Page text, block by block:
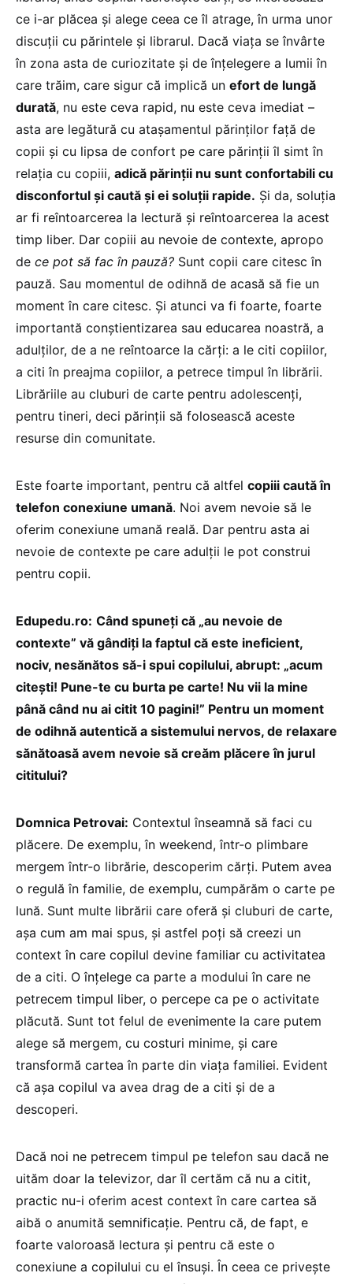
ce i-ar plăcea și alege ceea ce îl atrage, în urma unor
discuții cu părintele și librarul. Dacă viața se învârte
în zona asta de curiozitate și de înțelegere a lumii în
care trăim, care sigur că implică un efort de lungă
durată, nu este ceva rapid, nu este ceva imediat –
asta are legătură cu atașamentul părinților față de
copii și cu lipsa de confort pe care părinții îl simt în
relația cu copiii, adică părinții nu sunt confortabili cu
disconfortul și caută și ei soluții rapide. Și da, soluția
ar fi reîntoarcerea la lectură și reîntoarcerea la acest
timp liber. Dar copiii au nevoie de contexte, apropo
de ce pot să fac în pauză? Sunt copii care citesc în
pauză. Sau momentul de odihnă de acasă să fie un
moment în care citesc. Și atunci va fi foarte, foarte
importantă conștientizarea sau educarea noastră, a
adulților, de a ne reîntoarce la cărți: a le citi copiilor,
a citi în preajma copiilor, a petrece timpul în librării.
Librăriile au cluburi de carte pentru adolescenți,
pentru tineri, deci părinții să folosească aceste
resurse din comunitate.
Este foarte important, pentru că altfel copiii caută în
telefon conexiune umană. Noi avem nevoie să le
oferim conexiune umană reală. Dar pentru asta ai
nevoie de contexte pe care adulții le pot construi
pentru copii.
Edupedu.ro: Când spuneți că „au nevoie de
contexte” vă gândiți la faptul că este ineficient,
nociv, nesănătos să-i spui copilului, abrupt: „acum
citești! Pune-te cu burta pe carte! Nu vii la mine
până când nu ai citit 10 pagini!” Pentru un moment
de odihnă autentică a sistemului nervos, de relaxare
sănătoasă avem nevoie să creăm plăcere în jurul
cititului?
Domnica Petrovai: Contextul înseamnă să faci cu
plăcere. De exemplu, în weekend, într-o plimbare
mergem într-o librărie, descoperim cărți. Putem avea
o regulă în familie, de exemplu, cumpărăm o carte pe
lună. Sunt multe librării care oferă și cluburi de carte,
așa cum am mai spus, și astfel poți să creezi un
context în care copilul devine familiar cu activitatea
de a citi. O înțelege ca parte a modului în care ne
petrecem timpul liber, o percepe ca pe o activitate
plăcută. Sunt tot felul de evenimente la care putem
alege să mergem, cu costuri minime, și care
transformă cartea în parte din viața familiei. Evident
că așa copilul va avea drag de a citi și de a
descoperi.
Dacă noi ne petrecem timpul pe telefon sau dacă ne
uităm doar la televizor, dar îl certăm că nu a citit,
practic nu-i oferim acest context în care cartea să
aibă o anumită semnificație. Pentru că, de fapt, e
foarte valoroasă lectura și pentru că este o
conexiune a copilului cu el însuși. În ceea ce privește